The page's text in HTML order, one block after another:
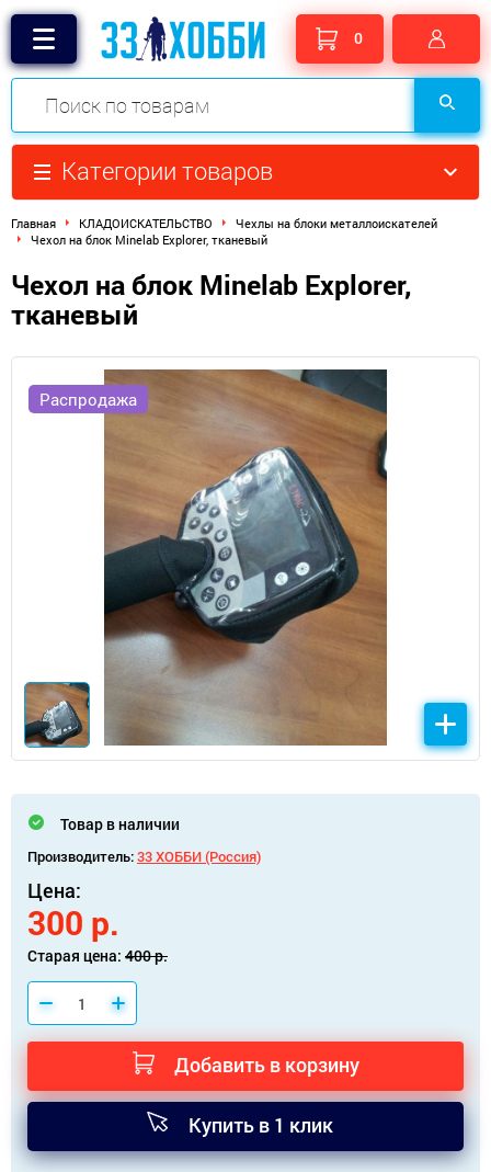
0
Категории товаров
Главная КЛАДОИСКАТЕЛЬСТВО
Чехлы на блоки металлоискателей
Чехол на блок Minelab Explorer, тканевый
Чехол на блок Minelab Explorer,
тканевый
Распродажа
Товар в наличии
Производитель:33 ХОББИ (Россия)
Цена:
300 р.
Старая цена: 400 р.
Добавить в корзину
Купить в 1 клик